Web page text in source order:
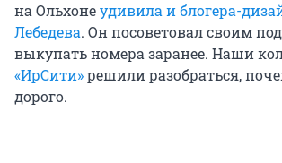
на Ольхонеудивила и блогера-
Лебедева. Он посоветовал своим
выкупать номера заранее. Наши
«ИрСити»решили разобраться,
дорого.